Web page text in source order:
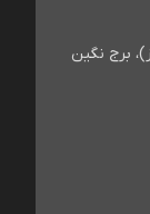
برج نگین